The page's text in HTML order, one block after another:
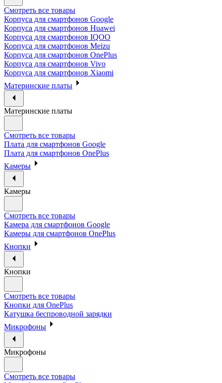
Смотреть все товары
Корпуса для смартфонов Google
Корпуса для смартфонов Huawei
Корпуса для смартфонов IQOO
Корпуса для смартфонов Meizu
Корпуса для смартфонов OnePlus
Корпуса для смартфонов Vivo
Корпуса для смартфонов Xiaomi
Материнские платы
Материнские платы
Смотреть все товары
Плата для смартфонов Google
Плата для смартфонов OnePlus
Камеры
Камеры
Смотреть все товары
Камера для смартфонов Google
Камеры для смартфонов OnePlus
Кнопки
Кнопки
Смотреть все товары
Кнопки для OnePlus
Катушка беспроводной зарядки
Микрофоны
Микрофоны
Смотреть все товары